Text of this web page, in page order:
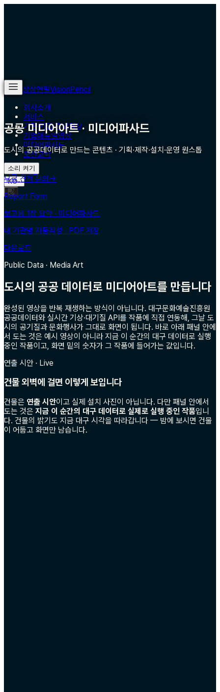
상상연필VisionPencil
회사소개
서비스
기관·기업 홍보영상
기업매뉴얼영상
미디어파사드
모션교탁
작품매거진
KO
🌙
공공 미디어아트 · 미디어파사드
도시의 공공데이터로 만드는 콘텐츠 · 기획·제작·설치·운영 원스톱
소리 켜기
무료 견적 문의 →
Report Form
보고용 1장 요약 · 미디어파사드
내 기관명 자동작성 · PDF 저장
다운로드
Public Data · Media Art
도시의 공공 데이터로 미디어아트를 만듭니다
완성된 영상을 반복 재생하는 방식이 아닙니다. 대구문화예술진흥원
공공데이터와 실시간 기상·대기질 API를 작품에 직접 연동해, 그날 도
시의 공기질과 문화행사가 그대로 화면이 됩니다. 바로 아래 패널 안에
서 도는 것은 예시 영상이 아니라 지금 이 순간의 대구 데이터로 실행
중인 작품이고, 화면 밑의 숫자가 그 작품에 들어가는 값입니다.
연출 시안 · Live
건물 외벽에 걸면 이렇게 보입니다
건물은 연출 시안이고 실제 설치 사진이 아닙니다. 다만 패널 안에서
도는 것은 지금 이 순간의 대구 데이터로 실제로 실행 중인 작품입니
다. 건물의 밝기도 지금 대구 시각을 따라갑니다 — 밤에 보시면 건물
이 어둡고 화면만 남습니다.